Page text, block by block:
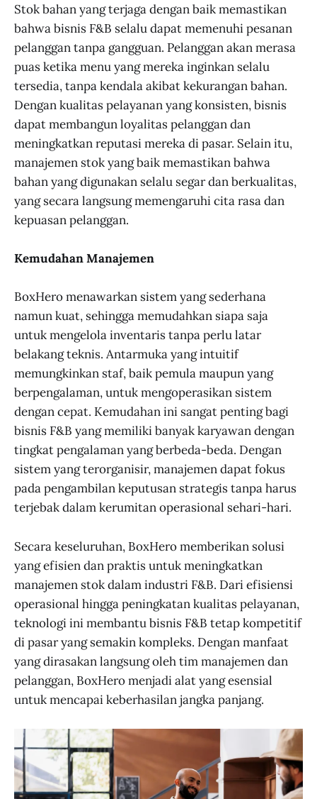
Stok bahan yang terjaga dengan baik memastikan
bahwa bisnis F&B selalu dapat memenuhi pesanan
pelanggan tanpa gangguan. Pelanggan akan merasa
puas ketika menu yang mereka inginkan selalu
tersedia, tanpa kendala akibat kekurangan bahan.
Dengan kualitas pelayanan yang konsisten, bisnis
dapat membangun loyalitas pelanggan dan
meningkatkan reputasi mereka di pasar. Selain itu,
manajemen stok yang baik memastikan bahwa
bahan yang digunakan selalu segar dan berkualitas,
yang secara langsung memengaruhi cita rasa dan
kepuasan pelanggan.
Kemudahan Manajemen
BoxHero menawarkan sistem yang sederhana
namun kuat, sehingga memudahkan siapa saja
untuk mengelola inventaris tanpa perlu latar
belakang teknis. Antarmuka yang intuitif
memungkinkan staf, baik pemula maupun yang
berpengalaman, untuk mengoperasikan sistem
dengan cepat. Kemudahan ini sangat penting bagi
bisnis F&B yang memiliki banyak karyawan dengan
tingkat pengalaman yang berbeda-beda. Dengan
sistem yang terorganisir, manajemen dapat fokus
pada pengambilan keputusan strategis tanpa harus
terjebak dalam kerumitan operasional sehari-hari.
Secara keseluruhan, BoxHero memberikan solusi
yang efisien dan praktis untuk meningkatkan
manajemen stok dalam industri F&B. Dari efisiensi
operasional hingga peningkatan kualitas pelayanan,
teknologi ini membantu bisnis F&B tetap kompetitif
di pasar yang semakin kompleks. Dengan manfaat
yang dirasakan langsung oleh tim manajemen dan
pelanggan, BoxHero menjadi alat yang esensial
untuk mencapai keberhasilan jangka panjang.